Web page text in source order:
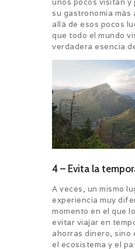
unos pocos visitan
su gastronomía más
allá de esos pocos
que todo el mundo
verdadera esencia
4 – Evita la
A veces, un mismo
experiencia muy
momento en el que
evitar viajar en
ahorras dinero, sino
el ecosistema y el